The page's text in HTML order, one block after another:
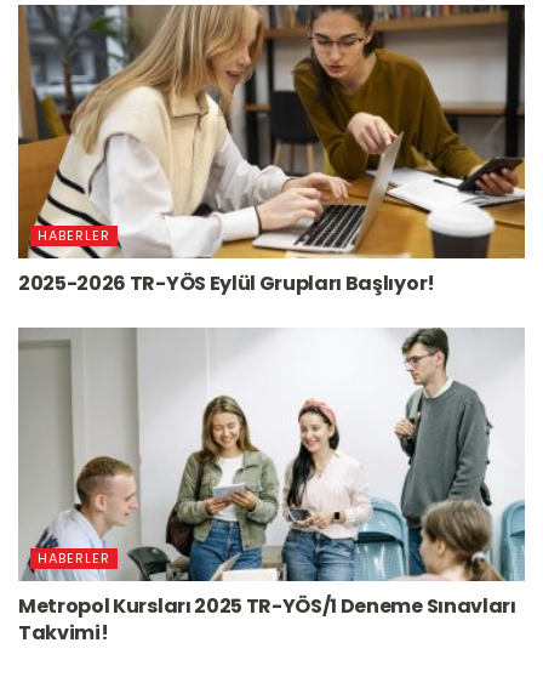
HABERLER
2025-2026 TR-YÖS Eylül Grupları Başlıyor!
HABERLER
Metropol Kursları 2025 TR-YÖS/1 Deneme Sınavları
Takvimi!